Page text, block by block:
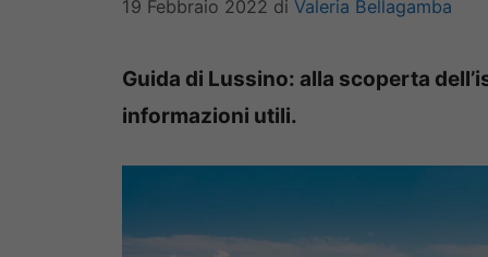
19 Febbraio 2022 di Valeria Bellagamba
Guida di Lussino: alla scoperta
informazioni utili.